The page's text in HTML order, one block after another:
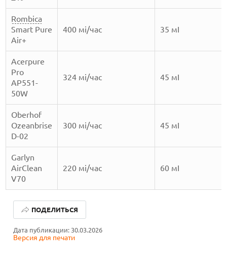
Rombica
Smart Pure
Air+
400 мі/час 35 мІ
Acerpure
Pro
AP551-
50W
324 мі/час 45 мІ
Oberhof
Ozeanbrise
D-02
300 мі/час 45 мІ
Garlyn
AirClean
V70
220 мі/час 60 мІ
Дата публикации: 30.03.2026
Версия для печати
ПОДЕЛИТЬСЯ
ЛУЧШИЕ ВИДЕОРЕГИСТРАТОРЫ В 2026 ГОДУ
КАК БЕЗОПАСНО КУПИТЬ Б/У СМАРТФОН